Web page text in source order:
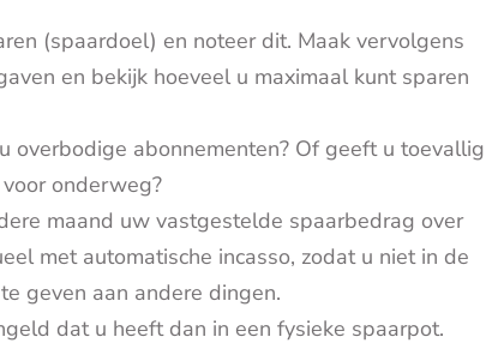
(spaardoel) en noteer dit. Maak vervolgens
en bekijk hoeveel u maximaal kunt sparen
overbodige abonnementen? Of geeft u toevallig
onderweg?
maand uw vastgestelde spaarbedrag over
met automatische incasso, zodat u niet in de
geven aan andere dingen.
dat u heeft dan in een fysieke spaarpot.